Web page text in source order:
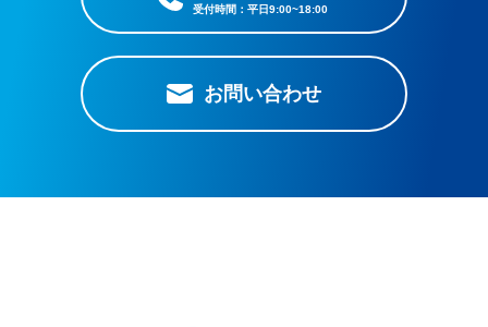
お問い合わせ